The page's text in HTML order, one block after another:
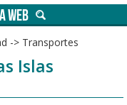
WEB
-> Transportes
Islas